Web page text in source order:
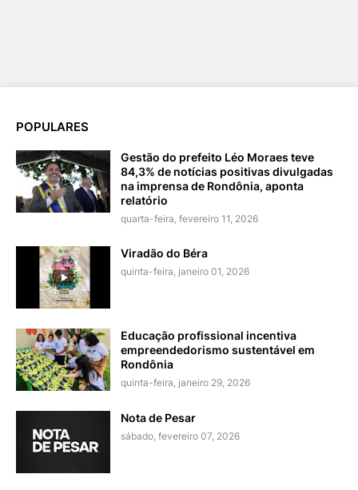
POPULARES
Gestão do prefeito Léo Moraes teve
84,3% de notícias positivas divulgadas
na imprensa de Rondônia, aponta
relatório
quarta-feira, fevereiro 11, 2026
Viradão do Béra
quinta-feira, janeiro 01, 2026
Educação profissional incentiva
empreendedorismo sustentável em
Rondônia
quinta-feira, janeiro 29, 2026
Nota de Pesar
sábado, fevereiro 07, 2026